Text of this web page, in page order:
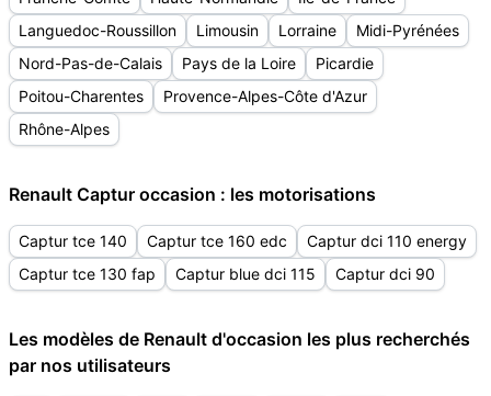
Languedoc-Roussillon
Limousin Lorraine
Midi-Pyrénées
Nord-Pas-de-Calais
Pays de la Loire
Picardie
Poitou-Charentes
Provence-Alpes-Côte d'Azur
Rhône-Alpes
Renault Captur occasion : les motorisations
Captur tce 140 Captur tce 160 edc
Captur dci 110 energy
Captur tce 130 fap
Captur blue dci 115 Captur dci 90
Les modèles de Renault d'occasion les plus recherchés
par nos utilisateurs